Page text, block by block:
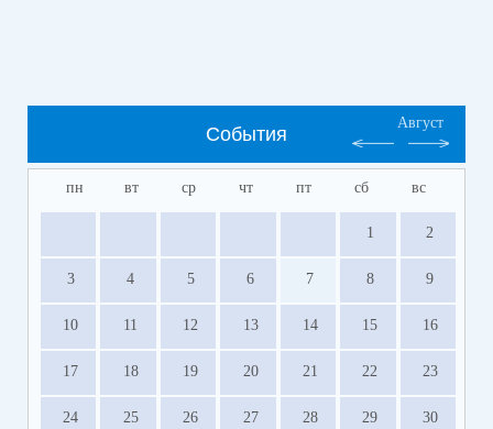
События
Август
пн вт ср чт пт сб вс
1 2
3 4 5 6 7 8 9
10 11 12 13 14 15 16
17 18 19 20 21 22 23
24 25 26 27 28 29 30